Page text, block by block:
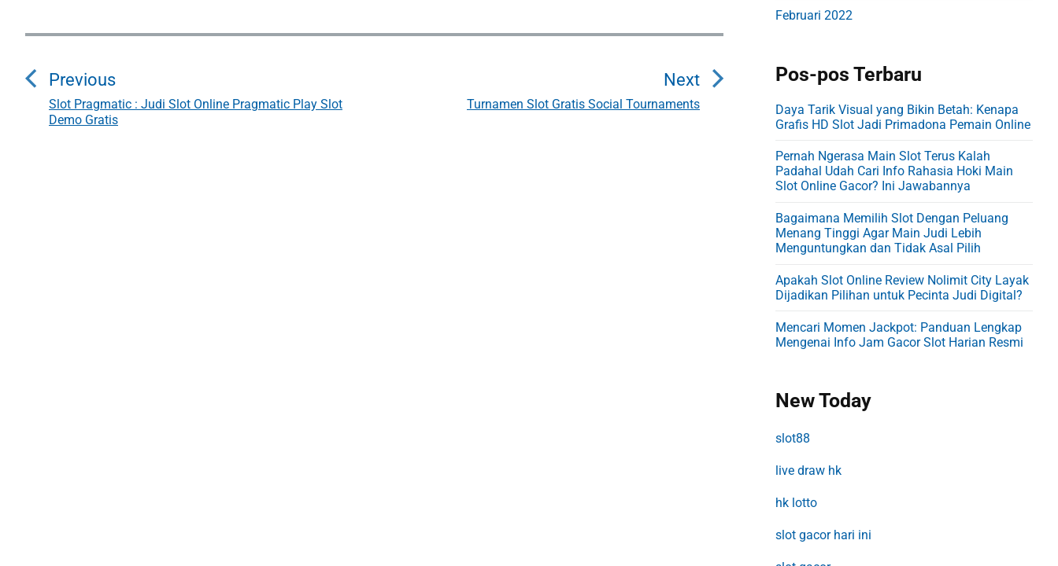
N
a
Previous
P
r
Slot Pragmatic : Judi Slot Online Pragmatic Play Slot
Demo Gratis
Next
N
Turnamen Slot Gratis Social Tournaments
Februari 2022
Pos-pos Terbaru
Daya Tarik Visual yang Bikin Betah: Kenapa
Grafis HD Slot Jadi Primadona Pemain Online
Pernah Ngerasa Main Slot Terus Kalah
Padahal Udah Cari Info Rahasia Hoki Main
Slot Online Gacor? Ini Jawabannya
Bagaimana Memilih Slot Dengan Peluang
Menang Tinggi Agar Main Judi Lebih
Menguntungkan dan Tidak Asal Pilih
Apakah Slot Online Review Nolimit City Layak
Dijadikan Pilihan untuk Pecinta Judi Digital?
Mencari Momen Jackpot: Panduan Lengkap
Mengenai Info Jam Gacor Slot Harian Resmi
New Today
slot88
live draw hk
hk lotto
slot gacor hari ini